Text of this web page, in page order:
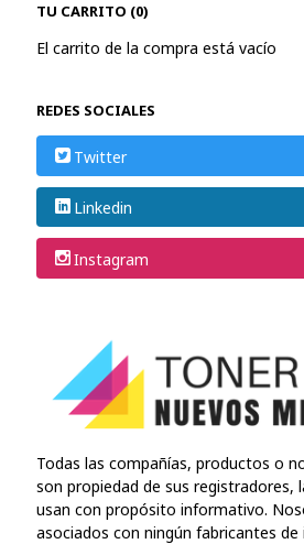
TU CARRITO (0)
El carrito de la compra está vacío
REDES SOCIALES
Twitter
Linkedin
Instagram
Todas las compañías, productos o
son propiedad de sus registradores,
usan con propósito informativo.
asociados con ningún fabricantes de